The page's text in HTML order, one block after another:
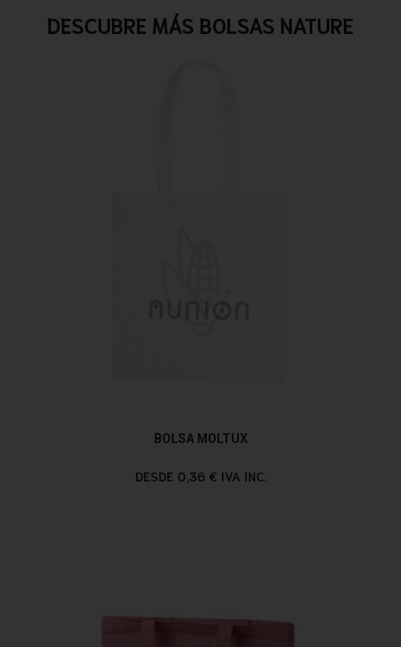
DESCUBRE MÁS BOLSAS NATURE
BOLSA MOLTUX
DESDE 0,36 € IVA INC.